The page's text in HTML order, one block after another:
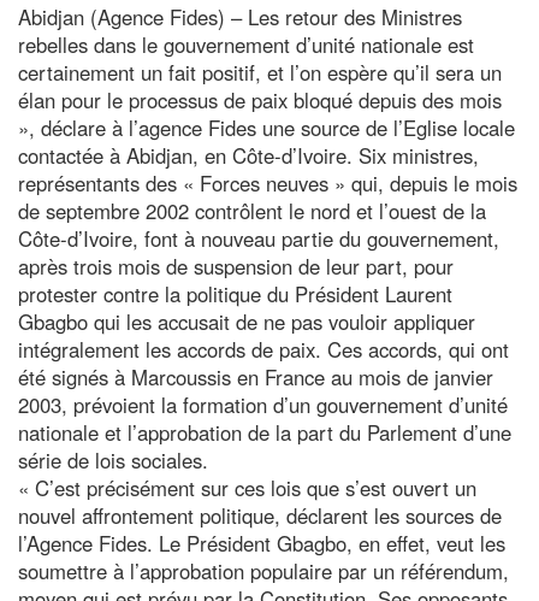
Abidjan (Agence Fides) – Les retour des Ministres
rebelles dans le gouvernement d’unité nationale est
certainement un fait positif, et l’on espère qu’il sera un
élan pour le processus de paix bloqué depuis des mois
», déclare à l’agence Fides une source de l’Eglise locale
contactée à Abidjan, en Côte-d’Ivoire. Six ministres,
représentants des « Forces neuves » qui, depuis le mois
de septembre 2002 contrôlent le nord et l’ouest de la
Côte-d’Ivoire, font à nouveau partie du gouvernement,
après trois mois de suspension de leur part, pour
protester contre la politique du Président Laurent
Gbagbo qui les accusait de ne pas vouloir appliquer
intégralement les accords de paix. Ces accords, qui ont
été signés à Marcoussis en France au mois de janvier
2003, prévoient la formation d’un gouvernement d’unité
nationale et l’approbation de la part du Parlement d’une
série de lois sociales.
« C’est précisément sur ces lois que s’est ouvert un
nouvel affrontement politique, déclarent les sources de
l’Agence Fides. Le Président Gbagbo, en effet, veut les
soumettre à l’approbation populaire par un référendum,